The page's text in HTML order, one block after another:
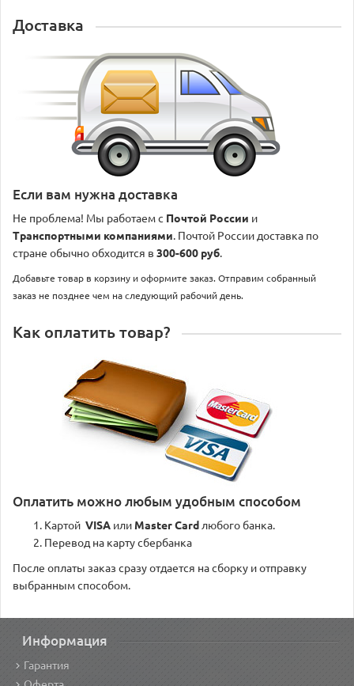
Доставка
Если вам нужна доставка
Не проблема! Мы работаем с Почтой России и
Транспортными компаниями. Почтой России доставка по
стране обычно обходится в 300-600 руб.
Добавьте товар в корзину и оформите заказ. Отправим собранный
заказ не позднее чем на следующий рабочий день.
Как оплатить товар?
Оплатить можно любым удобным способом
Картой VISA или Master Card любого банка.
Перевод на карту сбербанка
После оплаты заказ сразу отдается на сборку и отправку
выбранным способом.
Информация
Гарантия